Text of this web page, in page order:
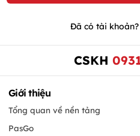
Đã có tài khoản?
CSKH
Giới thiệu
Tổng quan về nền tảng
PasGo